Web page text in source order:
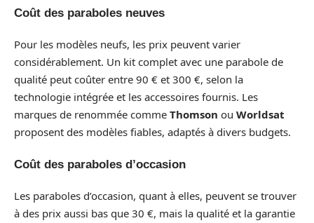
Coût des paraboles neuves
Pour les modèles neufs, les prix peuvent varier
considérablement. Un kit complet avec une parabole de
qualité peut coûter entre 90 € et 300 €, selon la
technologie intégrée et les accessoires fournis. Les
marques de renommée comme Thomson ou Worldsat
proposent des modèles fiables, adaptés à divers budgets.
Coût des paraboles d’occasion
Les paraboles d’occasion, quant à elles, peuvent se trouver
à des prix aussi bas que 30 €, mais la qualité et la garantie